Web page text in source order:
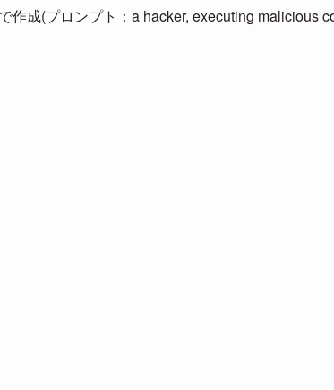
作成(プロンプト：a hacker, executing malicious